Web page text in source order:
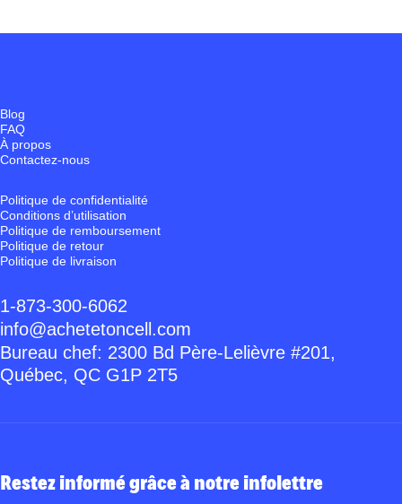
Blog
FAQ
À propos
Contactez-nous
Politique de confidentialité
Conditions d’utilisation
Politique de remboursement
Politique de retour
Politique de livraison
1-873-300-6062
info@achetetoncell.com
Bureau chef: 2300 Bd Père-Lelièvre #201,
Québec, QC G1P 2T5
Restez informé grâce à notre infolettre